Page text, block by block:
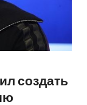
создать